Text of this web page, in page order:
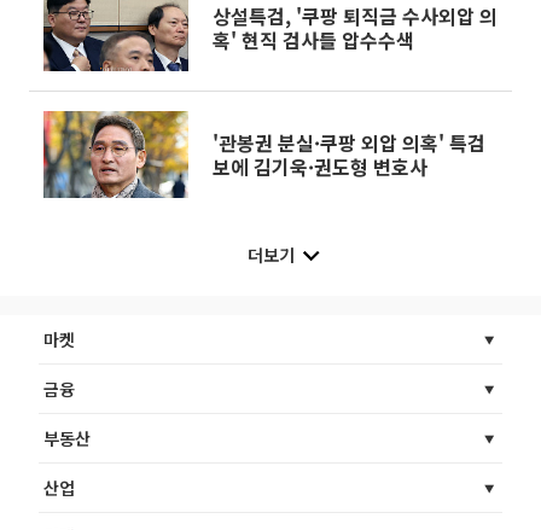
상설특검, '쿠팡 퇴직금 수사외압 의
혹' 현직 검사들 압수수색
'관봉권 분실·쿠팡 외압 의혹' 특검
보에 김기욱·권도형 변호사
더보기
마켓
금융
부동산
산업